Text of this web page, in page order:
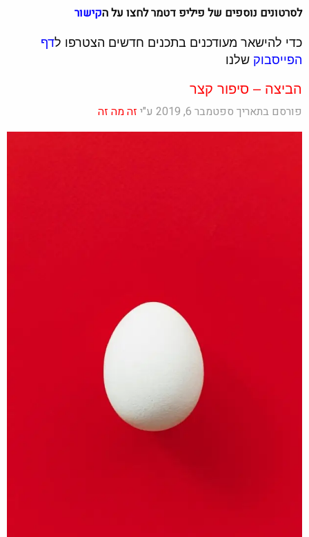
לסרטונים נוספים של פיליפ דטמר לחצו על הקישור
כדי להישאר מעודכנים בתכנים חדשים הצטרפו ל דף
הפייסבוקשלנו
הביצה – סיפור קצר
פורסם בתאריך ספטמבר 6, 2019 ע"י זה מה זה